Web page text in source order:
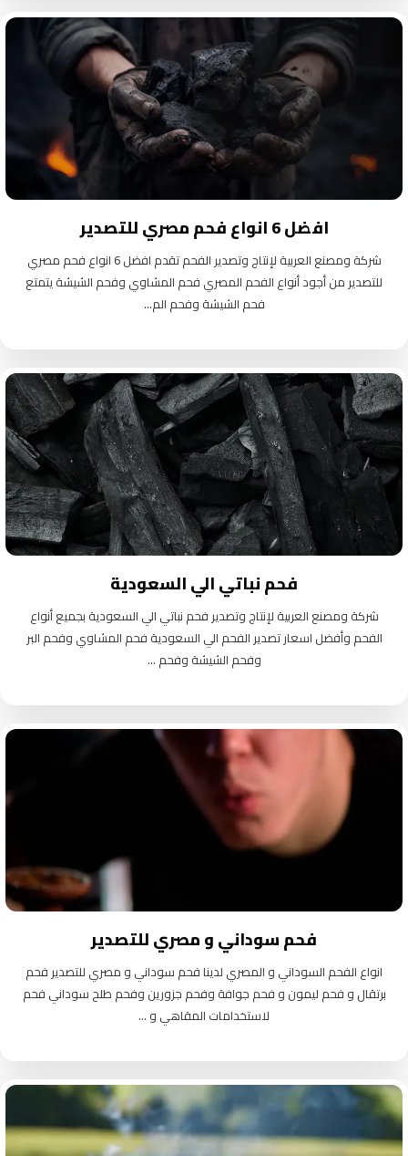
افضل 6 انواع فحم مصري للتصدير
شركة ومصنع العربية لإنتاج وتصدير الفحم تقدم افضل 6 انواع فحم مصري
للتصدير من أجود أنواع الفحم المصري فحم المشاوي وفحم الشيشة يتمتع
فحم الشيشة وفحم الم...
فحم نباتي الي السعودية
شركة ومصنع العربية لإنتاج وتصدير فحم نباتي الي السعودية بجميع أنواع
الفحم وأفضل اسعار تصدير الفحم الي السعودية فحم المشاوي وفحم البر
وفحم الشيشة وفحم ...
فحم سوداني و مصري للتصدير
انواع الفحم السوداني و المصري لدينا فحم سوداني و مصري للتصدير فحم
برتقال و فحم ليمون و فحم جوافة وفحم جزورين وفحم طلح سوداني فحم
لاستخدامات المقاهي و ...